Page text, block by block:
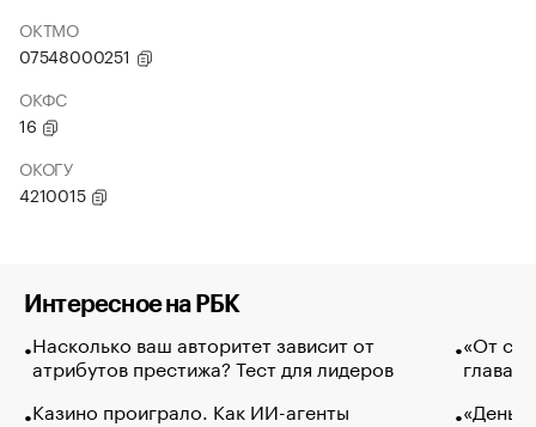
ОКТМО
07548000251
ОКФС
16
ОКОГУ
4210015
Интересное на РБК
Насколько ваш авторитет зависит от
атрибутов престижа? Тест для лидеров
Казино проиграло. Как ИИ-агенты
«От
глава